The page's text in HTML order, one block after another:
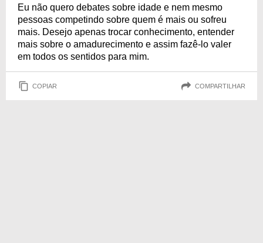
Eu não quero debates sobre idade e nem mesmo
pessoas competindo sobre quem é mais ou sofreu
mais. Desejo apenas trocar conhecimento, entender
mais sobre o amadurecimento e assim fazê-lo valer
em todos os sentidos para mim.
COPIAR COMPARTILHAR